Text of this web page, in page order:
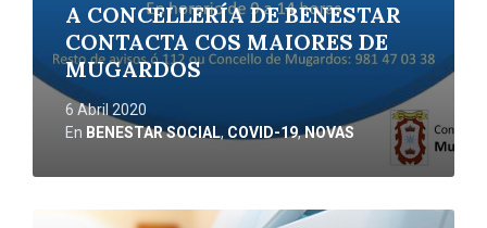
A CONCELLERÍA DE BENESTAR
CONTACTA COS MAIORES DE
MUGARDOS
6 Abril 2020
En BENESTAR SOCIAL, COVID-19,NOVAS